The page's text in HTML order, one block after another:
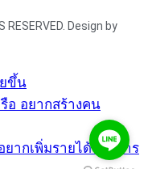
Design by
ขึ้น
อ อยากสร้างคน
ากเพิ่มรายได้จากการ